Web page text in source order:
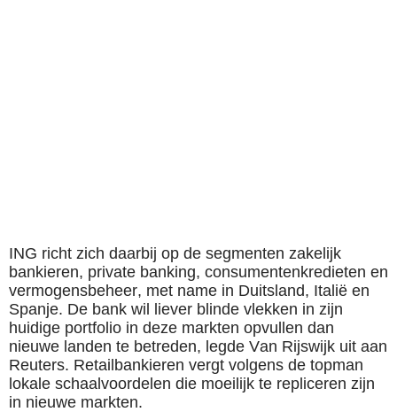
ING richt zich daarbij op de segmenten zakelijk
bankieren, private banking, consumentenkredieten en
vermogensbeheer, met name in Duitsland, Italië en
Spanje. De bank wil liever blinde vlekken in zijn
huidige portfolio in deze markten opvullen dan
nieuwe landen te betreden, legde Van Rijswijk uit aan
Reuters. Retailbankieren vergt volgens de topman
lokale schaalvoordelen die moeilijk te repliceren zijn
in nieuwe markten.